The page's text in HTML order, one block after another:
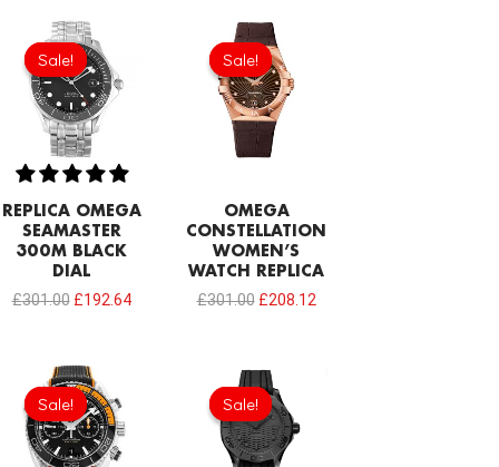
Sale!
Sale!
REPLICA OMEGA
SEAMASTER
300M BLACK
DIAL
£301.00
Original
price
was:
£301.00.
£192.64
Sale!
Sale!
OMEGA
CONSTELLATION
WOMEN’S
WATCH REPLICA
£301.00
Original
price
was:
£301.00.
£208.12
Sale!
Sale!
Original
price
was:
£301.00.
Sale!
Sale!